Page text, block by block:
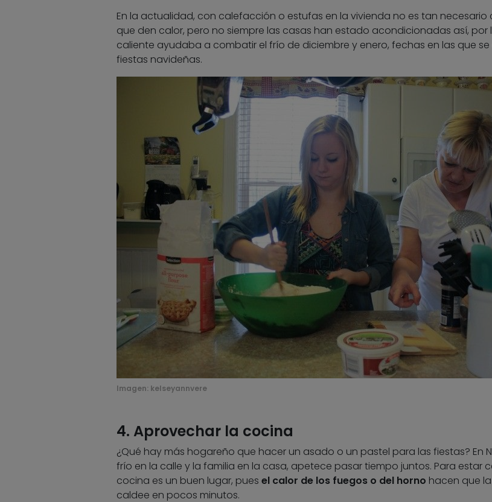
En la actualidad, con calefacción o estufas en la vivienda no es tan necesario
que den calor, pero no siempre las casas han estado acondicionadas así, por
caliente ayudaba a combatir el frío de diciembre y enero, fechas en las que
fiestas navideñas.
Imagen: kelseyannvere
4. Aprovechar la cocina
¿Qué hay más hogareño que hacer un asado o un pastel para las fiestas? En
frío en la calle y la familia en la casa, apetece pasar tiempo juntos. Para estar
cocina es un buen lugar, pues el calor de los fuegos o del horno hacen que
caldee en pocos minutos.